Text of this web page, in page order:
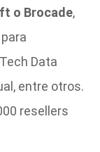
o Brocade,
Data
entre otros.
resellers